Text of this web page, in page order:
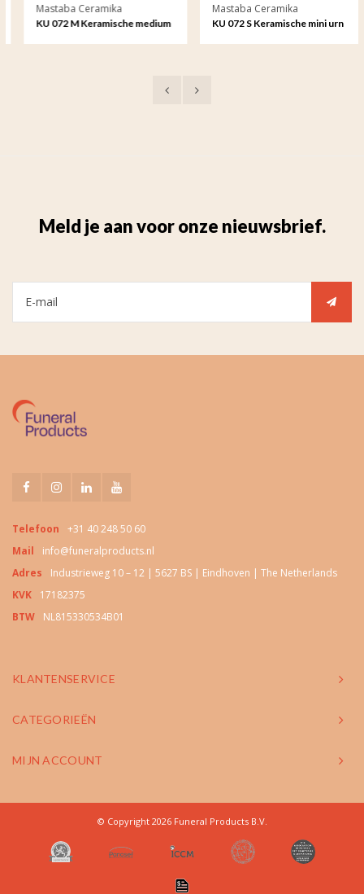
Mastaba Ceramika
KU 072 M Keramische medium
Mastaba Ceramika
KU 072 S Keramische mini urn
Meld je aan voor onze nieuwsbrief.
Telefoon
+31 40 248 50 60
Mail
info@funeralproducts.nl
Adres
Industrieweg 10 – 12 | 5627 BS | Eindhoven | The Netherlands
KVK
17182375
BTW
NL815330534B01
KLANTENSERVICE
CATEGORIEËN
MIJN ACCOUNT
© Copyright 2026 Funeral Products B.V.